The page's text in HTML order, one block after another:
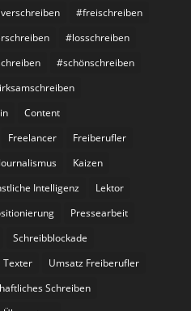
#freischreiben
#losschreiben
#schönschreiben
Content
Freelancer
Freiberufler
Kaizen
Intelligenz
Lektor
Pressearbeit
Schreibblockade
Texter
Umsatz Freiberufler
Schreiben